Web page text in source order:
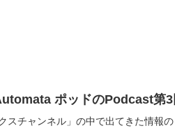
ポッドのPodcast第
スチャンネル」の中で出てきた情報の